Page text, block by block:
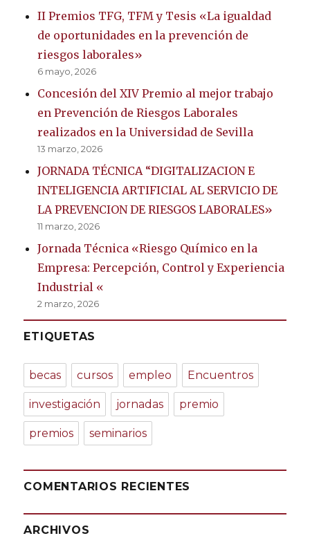
II Premios TFG, TFM y Tesis «La igualdad
de oportunidades en la prevención de
riesgos laborales»
6 mayo, 2026
Concesión del XIV Premio al mejor trabajo
en Prevención de Riesgos Laborales
realizados en la Universidad de Sevilla
13 marzo, 2026
JORNADA TÉCNICA “DIGITALIZACION E
INTELIGENCIA ARTIFICIAL AL SERVICIO DE
LA PREVENCION DE RIESGOS LABORALES»
11 marzo, 2026
Jornada Técnica «Riesgo Químico en la
Empresa: Percepción, Control y Experiencia
Industrial «
2 marzo, 2026
ETIQUETAS
becas cursos empleo Encuentros
investigación jornadas premio
premios seminarios
COMENTARIOS RECIENTES
ARCHIVOS